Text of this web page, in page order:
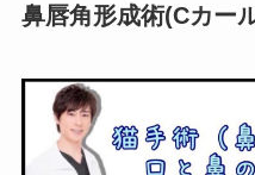
鼻唇角形成術(Cカー